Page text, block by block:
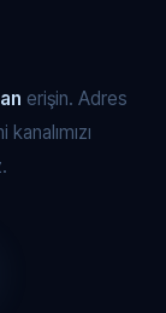
erişin. Adres